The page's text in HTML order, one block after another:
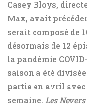
Casey Bloys,
Max, avait
serait composé de
désormais de 12
la pandémie
saison a été
partie en avril
semaine. Les Nevers